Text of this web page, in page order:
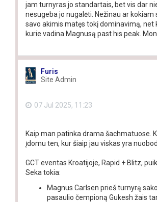
jam turnyras jo standartais, bet vis dar
nesugeba jo nugalėti. Nežinau ar kokiam
savo akimis matęs tokį dominavimą, net
kurie vadina Magnusą past his peak.
Furis
Site Admin
07 Jul 2025, 11:23
Kaip man patinka drama šachmatuose.
įdomu ten, kur šiaip jau viskas yra
GCT eventas Kroatijoje, Rapid + Blitz,
Seka tokia:
Magnus Carlsen prieš turnyrą
pasaulio čempioną Gukesh žais